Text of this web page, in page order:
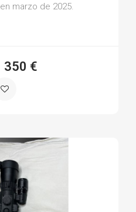
marzo de 2025.
350 €